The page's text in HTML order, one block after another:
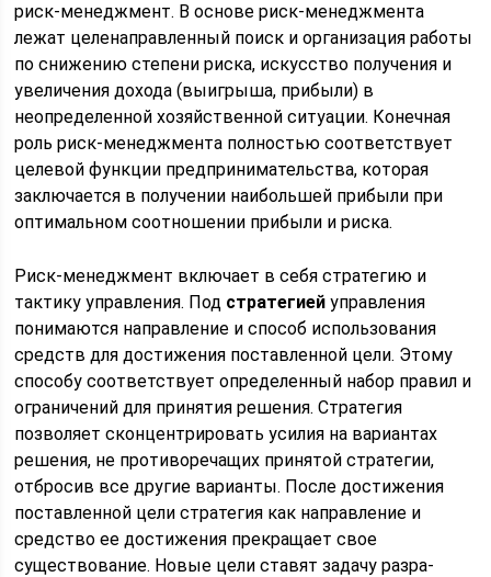
риск-менеджмент. В основе риск-менеджмента
лежат целенаправленный поиск и организация работы
по снижению степени риска, искусство получения и
увеличения дохода (выигрыша, прибыли) в
неопределенной хозяйственной ситуации. Конечная
роль риск-менеджмента полностью соответствует
целевой функции предпринимательства, которая
заключается в получении наибольшей прибыли при
оптимальном соотношении прибыли и риска.
Риск-менеджмент включает в себя стратегию и
тактику управ­ления. Под стратегией управления
понимаются направление и способ использования
средств для достижения поставленной цели. Этому
способу соответствует определенный набор правил и
ограничений для принятия решения. Стратегия
позволяет сконцентрировать усилия на вариантах
решения, не противоречащих принятой стра­тегии,
отбросив все другие варианты. После достижения
постав­ленной цели стратегия как направление и
средство ее достижения прекращает свое
существование. Новые цели ставят задачу разра­